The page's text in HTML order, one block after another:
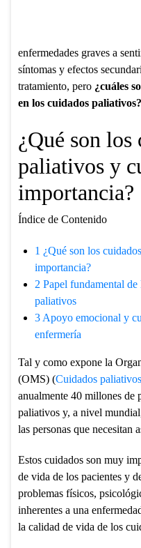
enfermedades graves a
síntomas y efectos
tratamiento, pero ¿cuáles
en los cuidados paliativos?
¿Qué son los
paliativos y
importancia?
Índice de Contenido
1 ¿Qué son los
importancia?
2 Papel fundamental
paliativos
3Apoyo emocional y
enfermería
Tal y como expone la
(OMS) (Cuidados
anualmente 40 millones de
paliativos y, a nivel
las personas que necesitan
Estos cuidados son muy
de vida de los pacientes y
problemas físicos,
inherentes a una
la calidad de vida de los